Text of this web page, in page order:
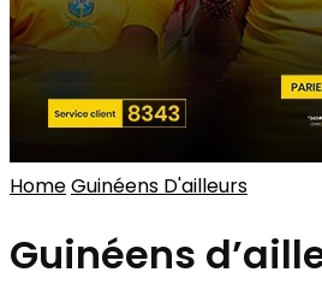
HomeGuinéens D'ailleurs
Guinéens